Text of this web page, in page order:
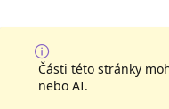
Části této stránky
nebo AI.